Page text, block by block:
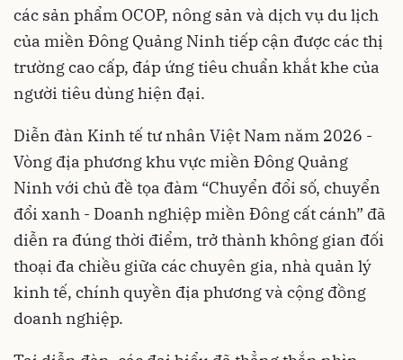
các sản phẩm OCOP, nông sản và dịch vụ du lịch
của miền Đông Quảng Ninh tiếp cận được các thị
trường cao cấp, đáp ứng tiêu chuẩn khắt khe của
người tiêu dùng hiện đại.
Diễn đàn Kinh tế tư nhân Việt Nam năm 2026 -
Vòng địa phương khu vực miền Đông Quảng
Ninh với chủ đề tọa đàm “Chuyển đổi số, chuyển
đổi xanh - Doanh nghiệp miền Đông cất cánh” đã
diễn ra đúng thời điểm, trở thành không gian đối
thoại đa chiều giữa các chuyên gia, nhà quản lý
kinh tế, chính quyền địa phương và cộng đồng
doanh nghiệp.